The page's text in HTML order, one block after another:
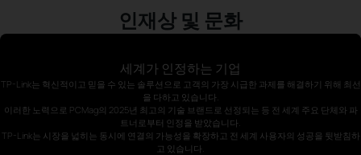
인재상 및 문화
세계가 인정하는 기업
TP-Link는 혁신적이고 믿을 수 있는 솔루션으로 고객의 가장 시급한 과제를 해결하기 위해 최선
을 다하고 있습니다.
이러한 노력으로 PCMag의 2025년 최고의 기술 브랜드로 선정되는 등 전 세계 주요 단체와 파
트너로부터 인정을 받았습니다.
TP-Link는 시장을 넓히는 동시에 연결의 가능성을 확장하고 전 세계 사용자의 성공을 뒷받침하
고 있습니다.